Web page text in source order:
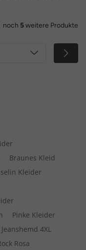
noch 5weitere Produkte
Braunes Kleid
Kleider
Pinke Kleider
Jeanshemd 4XL
Rosa